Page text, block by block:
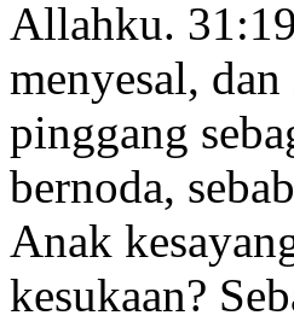
Allahku. 31:19
menyesal,
pinggang
bernoda,
Anak
kesukaan?